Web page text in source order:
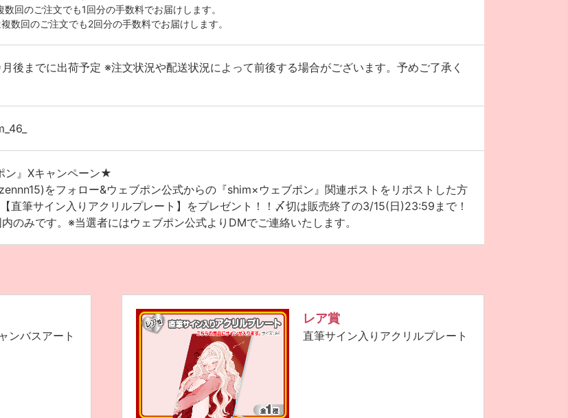
回のご注文でも1回分の手数料でお届けします。
数回のご注文でも2回分の手数料でお届けします。
後までに出荷予定 ※注文状況や配送状況によって前後する場合がございます。予めご了承く
』Xキャンペーン★
をフォロー&ウェブポン公式からの『shim×ウェブポン』関連ポストをリポストした方
直筆サイン入りアクリルプレート】をプレゼント！！〆切は販売終了の3/15(日)23:59まで！
のみです。※当選者にはウェブポン公式よりDMでご連絡いたします。
ンバスアート
レア賞
直筆サイン入りアクリルプレート